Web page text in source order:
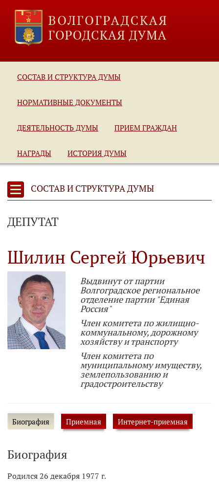
СОСТАВ И СТРУКТУРА ДУМЫ
НОРМАТИВНЫЕ ДОКУМЕНТЫ
ДЕЯТЕЛЬНОСТЬ ДУМЫ ПРИЕМ ГРАЖДАН
НАГРАДЫ ИСТОРИЯ ДУМЫ
СОСТАВ И СТРУКТУРА ДУМЫ
ДЕПУТАТ
Шилин Сергей Юрьевич
Выдвинут от партии
Волгоградское региональное
отделение партии "Единая
Россия"
Член комитета по жилищно-
коммунальному, дорожному
хозяйству и транспорту
Член комитета по
муниципальному имуществу,
землепользованию и
градостроительству
Биография Приемная Интернет-приемная
Биография
​Родился 26 декабря 1977 г.